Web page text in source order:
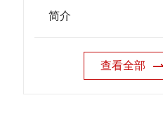
简介
查看全部